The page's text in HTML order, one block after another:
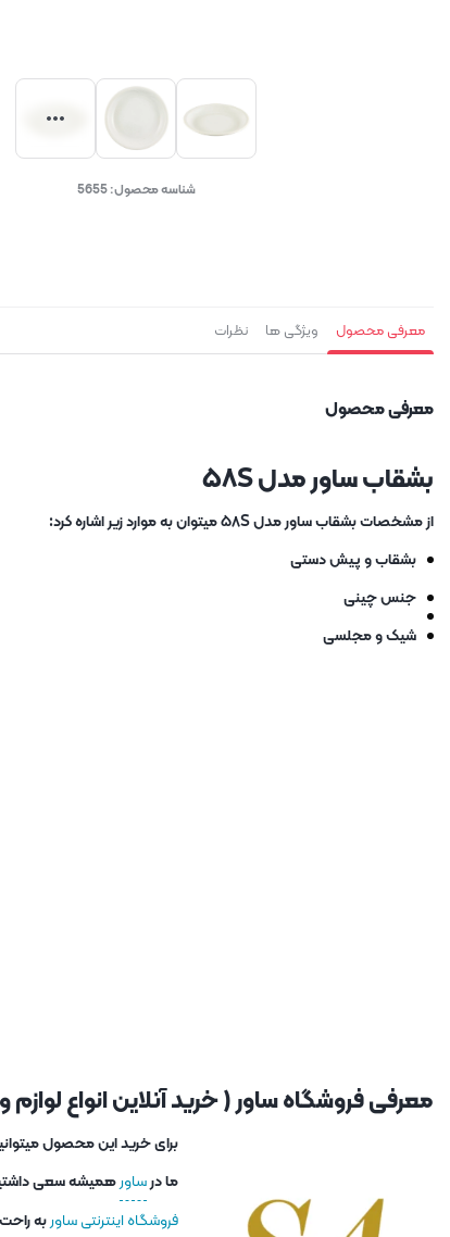
شناسه محصول:5655
معرفی محصول ویژگی ها نظرات
معرفی محصول
بشقاب ساور مدل ۵۸S
از مشخصات بشقاب ساور مدل ۵۸S میتوان به موارد زیر اشاره کرد:
بشقاب و پیش دستی
جنس چینی
شیک و مجلسی
معرفی فروشگاه ساور ( خرید آنلاین انواع لوازم
برای خرید این محصول
ما درساورهمیشه سعی
فروشگاه اینترنتی ساوربه